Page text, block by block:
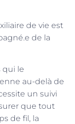
de vie est
de la
qui le
au-delà de
un suivi
que tout
de fil, la